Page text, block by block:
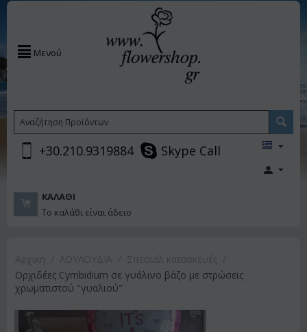
Μενού
+30.210.9319884 Skype Call
ΚΑΛΆΘΙ
Το καλάθι είναι άδειο
Ορχιδέες Cymbidium σε γυάλινο βάζο με στρώσεις
χρωματιστού "γυαλιού"